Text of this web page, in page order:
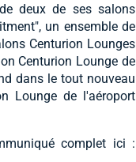
deux de ses salons
un ensemble de
Centurion Lounges
Centurion Lounge de
dans le tout nouveau
Lounge de l'aéroport
complet ici :